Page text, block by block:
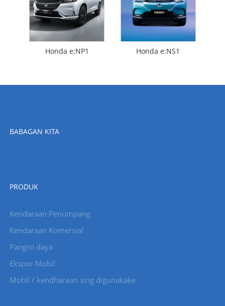
Honda e:NP1 Honda e:NS1
BABAGAN KITA
PRODUK
Kendaraan Penumpang
Kendaraan Komersial
Pangisi daya
Ekspor Mobil
Mobil / kendharaan sing digunakake